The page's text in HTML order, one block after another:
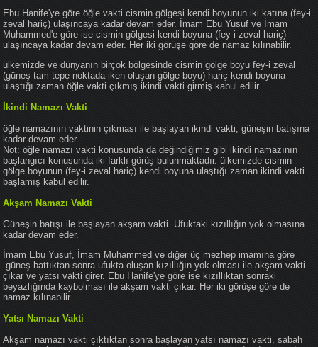
Ebu Hanife'ye göre öğle vakti cismin gölgesi kendi boyunun iki katına (fey-i
zeval hariç) ulaşıncaya kadar devam eder. İmam Ebu Yusuf ve İmam
Muhammed'e göre ise cismin gölgesi kendi boyuna (fey-i zeval hariç)
ulaşıncaya kadar devam eder. Her iki görüşe göre de namaz kılınabilir.
ülkemizde ve dünyanın birçok bölgesinde cismin gölge boyu fey-i zeval
(güneş tam tepe noktada iken oluşan gölge boyu) hariç kendi boyuna
ulaştığı zaman öğle vakti çıkmış ikindi vakti girmiş kabul edilir.
İkindi Namazı Vakti
öğle namazının vaktinin çıkması ile başlayan ikindi vakti, güneşin batışına
kadar devam eder.
Not: öğle namazı vakti konusunda da değindiğimiz gibi ikindi namazının
başlangıcı konusunda iki farklı görüş bulunmaktadır. ülkemizde cismin
gölge boyunun (fey-i zeval hariç) kendi boyuna ulaştığı zaman ikindi vakti
başlamış kabul edilir.
Akşam Namazı Vakti
Güneşin batışı ile başlayan akşam vakti. Ufuktaki kızıllığın yok olmasına
kadar devam eder.
İmam Ebu Yusuf, İmam Muhammed ve diğer üç mezhep imamına göre
güneş battıktan sonra ufukta oluşan kızıllığın yok olması ile akşam vakti
çıkar ve yatsı vakti girer. Ebu Hanife'ye göre ise kızıllıktan sonraki
beyazlığında kaybolması ile akşam vakti çıkar. Her iki görüşe göre de
namaz kılınabilir.
Yatsı Namazı Vakti
Akşam namazı vakti çıktıktan sonra başlayan yatsı namazı vakti, sabah